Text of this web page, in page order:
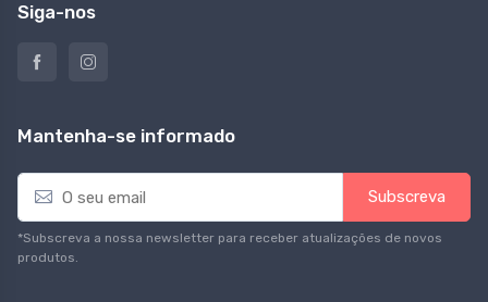
Siga-nos
Mantenha-se informado
E
a
i
l
Subscreva
*Subscreva a nossa newsletter para receber atualizações de novos
produtos.